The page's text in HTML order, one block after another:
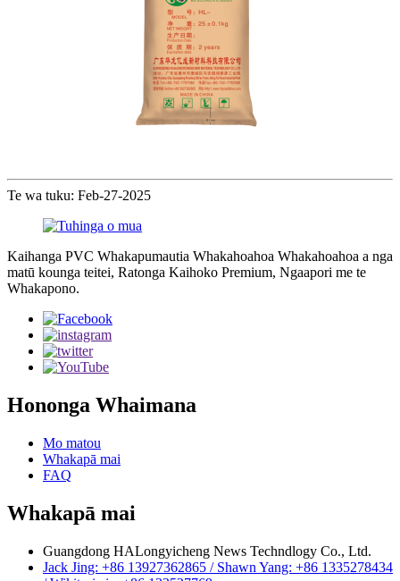
Te wa tuku: Feb-27-2025
Kaihanga PVC Whakapumautia Whakahoahoa Whakahoahoa a nga
matū kounga teitei, Ratonga Kaihoko Premium, Ngaapori me te
Whakapono.
Hononga Whaimana
Mo matou
Whakapā mai
FAQ
Whakapā mai
Guangdong HALongyicheng News Techndlogy Co., Ltd.
Jack Jing: +86 13927362865 / Shawn Yang: +86 1335278434